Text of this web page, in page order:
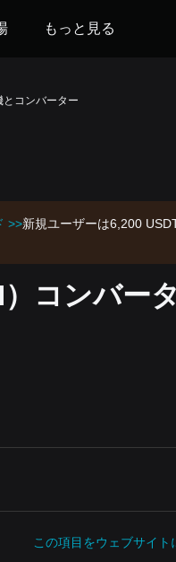
もっと見る
コンバーター
>>新規ユーザーは6,200
コンバー
この項目をウェブサイト